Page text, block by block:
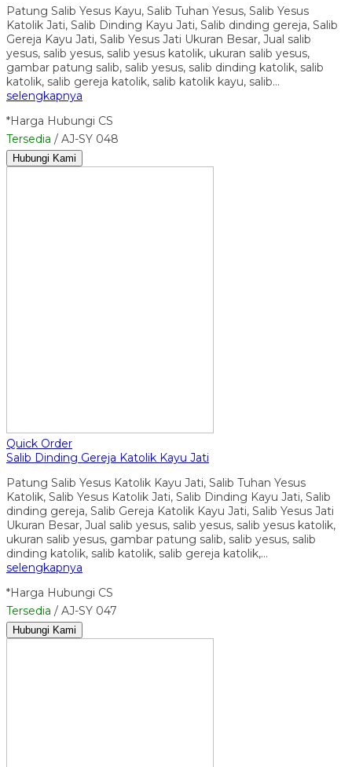
Patung Salib Yesus Kayu, Salib Tuhan Yesus, Salib Yesus
Katolik Jati, Salib Dinding Kayu Jati, Salib dinding gereja, Salib
Gereja Kayu Jati, Salib Yesus Jati Ukuran Besar, Jual salib
yesus, salib yesus, salib yesus katolik, ukuran salib yesus,
gambar patung salib, salib yesus, salib dinding katolik, salib
katolik, salib gereja katolik, salib katolik kayu, salib…
selengkapnya
*Harga Hubungi CS
Tersedia / AJ-SY 048
Hubungi Kami
Quick Order
Salib Dinding Gereja Katolik Kayu Jati
Patung Salib Yesus Katolik Kayu Jati, Salib Tuhan Yesus
Katolik, Salib Yesus Katolik Jati, Salib Dinding Kayu Jati, Salib
dinding gereja, Salib Gereja Katolik Kayu Jati, Salib Yesus Jati
Ukuran Besar, Jual salib yesus, salib yesus, salib yesus katolik,
ukuran salib yesus, gambar patung salib, salib yesus, salib
dinding katolik, salib katolik, salib gereja katolik,…
selengkapnya
*Harga Hubungi CS
Tersedia / AJ-SY 047
Hubungi Kami